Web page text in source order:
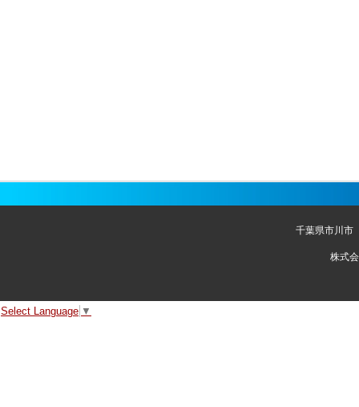
千葉県市川市
株式
Select Language ▼